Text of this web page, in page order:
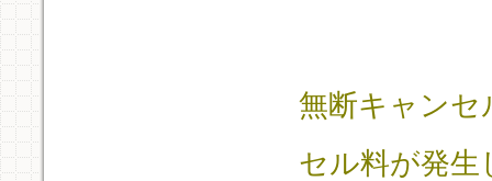
無断キャンセ
セル料が発生